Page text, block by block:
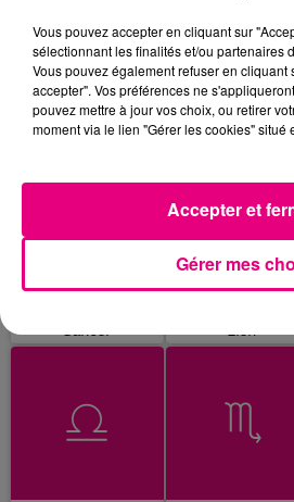
Bélier Taureau
Cancer Lion
Vous pouvez accepter en cliquant sur
sélectionnant les finalités et/ou partenaires
Vous pouvez également refuser en cliquant
accepter". Vos préférences ne
pouvez mettre à jour vos choix, ou retirer
moment via le lien "Gérer les cookies" situé
Gérer mes
Accepter et